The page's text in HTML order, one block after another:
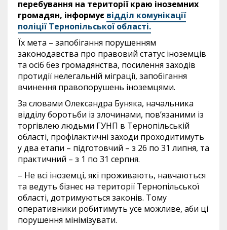
перебування на території краю іноземних
громадян, інформує відділ комунікації
поліції Тернопільської області.
Їх мета – запобігання порушенням
законодавства про правовий статус іноземців
та осіб без громадянства, посилення заходів
протидії нелегальній міграції, запобігання
вчинення правопорушень іноземцями.
За словами Олександра Буняка, начальника
відділу боротьби із злочинами, пов’язаними із
торгівлею людьми ГУНП в Тернопільській
області, профілактичні заходи проходитимуть
у два етапи – підготовчий – з 26 по 31 липня, та
практичний – з 1 по 31 серпня.
– Не всі іноземці, які проживають, навчаються
та ведуть бізнес на території Тернопільської
області, дотримуються законів. Тому
оперативники робитимуть усе можливе, аби ці
порушення мінімізувати.